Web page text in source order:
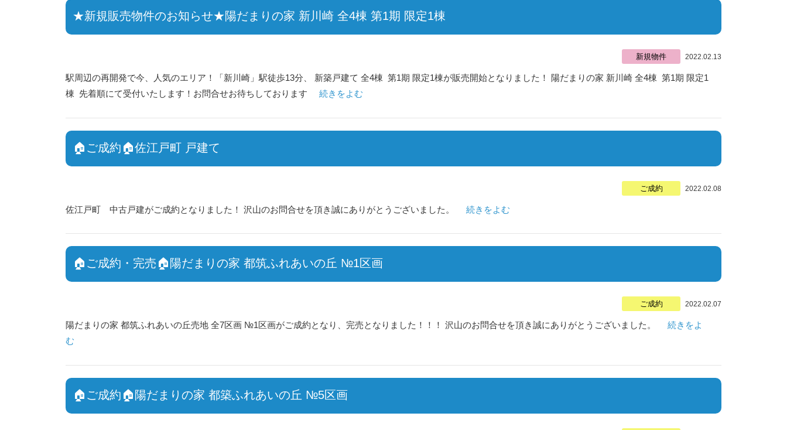
★新規販売物件のお知らせ★陽だまりの家 新川崎 全4棟 第1期 限定1棟
新規物件 2022.02.13
駅周辺の再開発で今、人気のエリア！「新川崎」駅徒歩13分、 新築戸建て 全4棟 第1期 限定1棟が販売開始となりました！ 陽だまりの家 新川崎 全4棟 第1期 限定1
棟 先着順にて受付いたします！お問合せお待ちしております
続きをよむ
🏠ご成約🏠佐江戸町 戸建て
ご成約 2022.02.08
佐江戸町 中古戸建がご成約となりました！ 沢山のお問合せを頂き誠にありがとうございました。 続きをよむ
🏠ご成約・完売🏠陽だまりの家 都筑ふれあいの丘 №1区画
ご成約 2022.02.07
陽だまりの家 都筑ふれあいの丘売地 全7区画 №1区画がご成約となり、完売となりました！！！ 沢山のお問合せを頂き誠にありがとうございました。
続きをよ
む
🏠ご成約🏠陽だまりの家 都築ふれあいの丘 №5区画